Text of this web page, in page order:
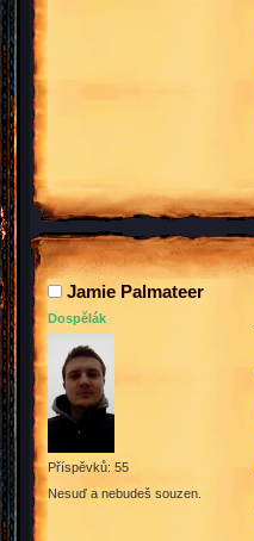
Jamie Palmateer
Dospělák
Příspěvků: 55
Nesuď a nebudeš souzen.